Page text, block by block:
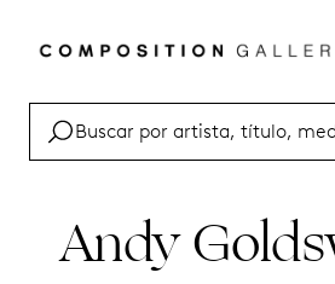
Andy